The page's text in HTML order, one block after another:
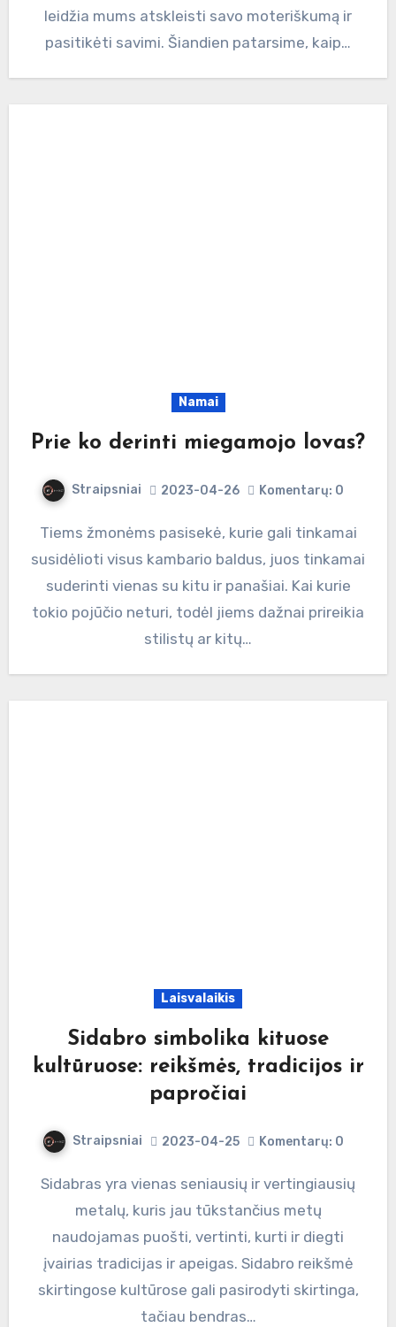
leidžia mums atskleisti savo moteriškumą ir
pasitikėti savimi. Šiandien patarsime, kaip…
Namai
Prie ko derinti miegamojo lovas?
Straipsniai 2023-04-26 Komentarų: 0
Tiems žmonėms pasisekė, kurie gali tinkamai
susidėlioti visus kambario baldus, juos tinkamai
suderinti vienas su kitu ir panašiai. Kai kurie
tokio pojūčio neturi, todėl jiems dažnai prireikia
stilistų ar kitų…
Laisvalaikis
Sidabro simbolika kituose
kultūruose: reikšmės, tradicijos ir
papročiai
Straipsniai 2023-04-25 Komentarų: 0
Sidabras yra vienas seniausių ir vertingiausių
metalų, kuris jau tūkstančius metų
naudojamas puošti, vertinti, kurti ir diegti
įvairias tradicijas ir apeigas. Sidabro reikšmė
skirtingose kultūrose gali pasirodyti skirtinga,
tačiau bendras…